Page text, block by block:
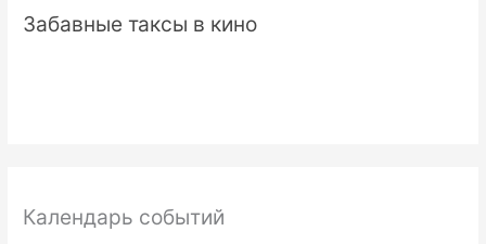
Забавные таксы в кино
Календарь событий